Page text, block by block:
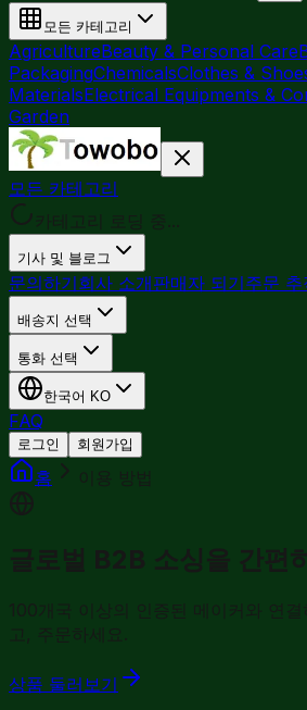
모든 카테고리
AgricultureBeauty & Personal Care
PackagingChemicalsClothes &
MaterialsElectrical Equipments &
Garden
모든 카테고리
카테고리 로딩 중...
기사 및 블로그
문의하기회사 소개판매자 되기주문 추
배송지 선택
통화 선택
한국어 KO
FAQ
로그인 회원가입
홈 이용 방법
글로벌 B2B 소싱을 간편
100개국 이상의 인증된 메이커와 연
고, 주문하세요.
상품 둘러보기